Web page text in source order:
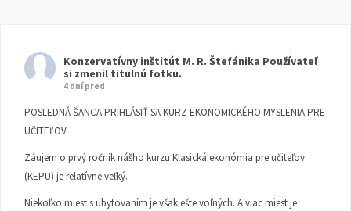
Konzervatívny inštitút M. R. Štefánika Používateľ
si zmenil titulnú fotku.
4 dní pred
POSLEDNÁ ŠANCA PRIHLÁSIŤ SA KURZ EKONOMICKÉHO MYSLENIA PRE
UČITEĽOV
Záujem o prvý ročník nášho kurzu Klasická ekonómia pre učiteľov
(KEPU) je relatívne veľký.
Niekoľko miest s ubytovaním je však ešte voľných. A viac miest je